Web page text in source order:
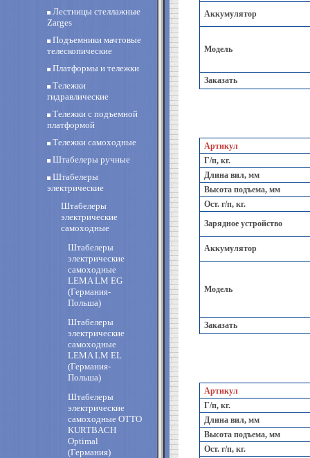
Лестницы стеллажные
Zarges
Подъемники мачтовые
телескопические
Платформы и тележки
Тележки
гидравлические
Тележки с подъемной
платформой
Тележки самоходные
Штабелеры ручные
Штабелеры
электрические
Штабелеры
электрические
самоходные
Штабелеры
электрические
самоходные
LEMA LM EG
(Германия-
Польша)
Штабелеры
электрические
самоходные
LEMA LM EL
(Германия-
Польша)
Штабелеры
электрические
самоходные OTTO
KURTBACH
Optimal
(Германия)
Аккумулятор
Модель
Заказать
Артикул
Г/п, кг.
Длина вил, мм
Высота подъема, мм
Ост. г/п, кг.
Зарядное устройство
Аккумулятор
Модель
Заказать
Артикул
Г/п, кг.
Длина вил, мм
Высота подъема, мм
Ост. г/п, кг.